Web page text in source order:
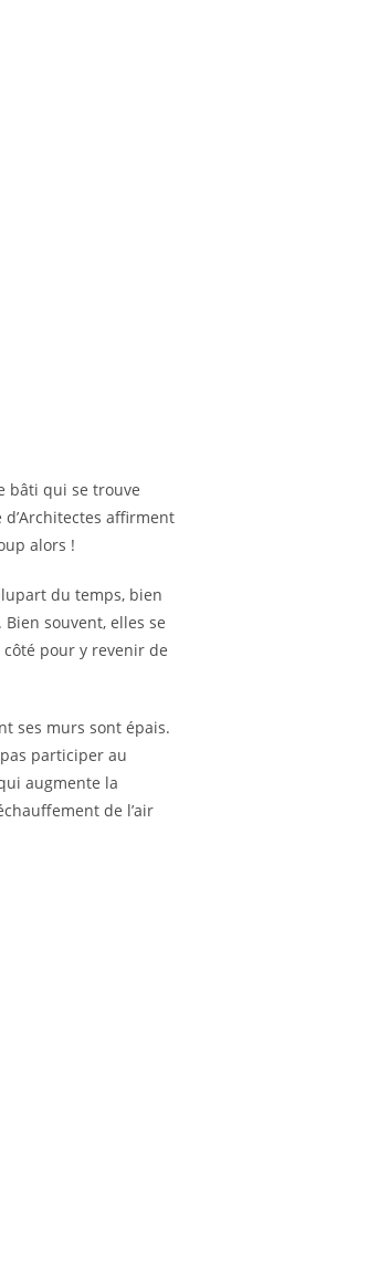
bâti qui se trouve
affirment
alors !
du temps, bien
souvent, elles se
pour y revenir de
ses murs sont épais.
participer au
augmente la
de l’air